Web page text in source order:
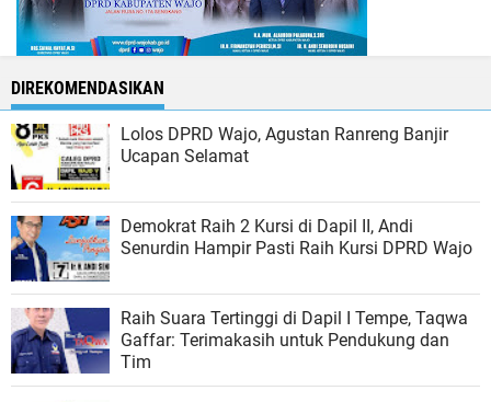
DIREKOMENDASIKAN
Lolos DPRD Wajo, Agustan Ranreng Banjir
Ucapan Selamat
Demokrat Raih 2 Kursi di Dapil II, Andi
Senurdin Hampir Pasti Raih Kursi DPRD Wajo
Raih Suara Tertinggi di Dapil I Tempe, Taqwa
Gaffar: Terimakasih untuk Pendukung dan
Tim